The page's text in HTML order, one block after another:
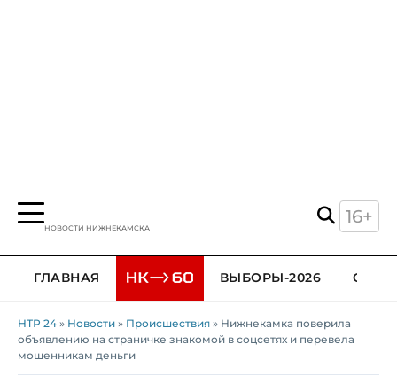
НОВОСТИ НИЖНЕКАМСКА
16+
ГЛАВНАЯ ВЫБОРЫ-2026
НТР 24 » Новости » Происшествия » Нижнекамка поверила
объявлению на страничке знакомой в соцсетях и перевела
мошенникам деньги